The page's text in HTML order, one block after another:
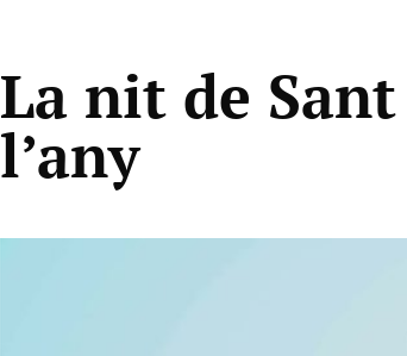
La nit de
l’any